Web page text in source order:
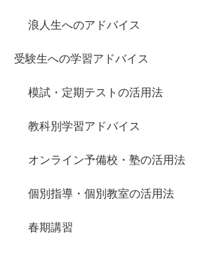
浪人生へのアドバイス
受験生への学習アドバイス
模試・定期テストの活用法
教科別学習アドバイス
オンライン予備校・塾の活用法
個別指導・個別教室の活用法
春期講習